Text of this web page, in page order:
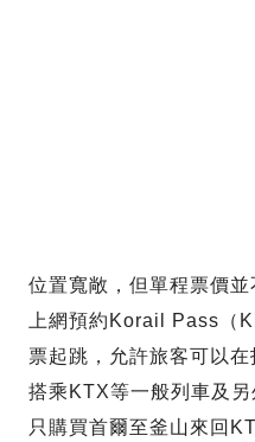
位置寬敞，但單程票價
上網預約Korail Pass（
票起跳，允許旅客可以
搭乘KTX等一般列車及
只購買首爾至釜山來回